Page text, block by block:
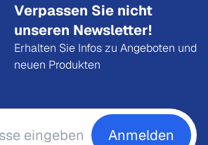
Verpassen Sie nicht
unseren Newsletter!
Erhalten Sie Infos zu Angeboten und
neuen Produkten
Anmelden